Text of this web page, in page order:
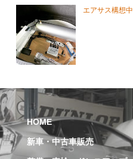
エアサス構想中
HOME
新車・中古車販売